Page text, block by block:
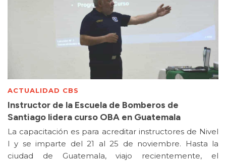
ACTUALIDAD CBS
Instructor de la Escuela de Bomberos de
Santiago lidera curso OBA en Guatemala
La capacitación es para acreditar instructores de Nivel
I y se imparte del 21 al 25 de noviembre. Hasta la
ciudad de Guatemala, viajo recientemente, el